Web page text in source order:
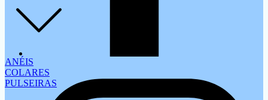
ANÉIS
COLARES
PULSEIRAS